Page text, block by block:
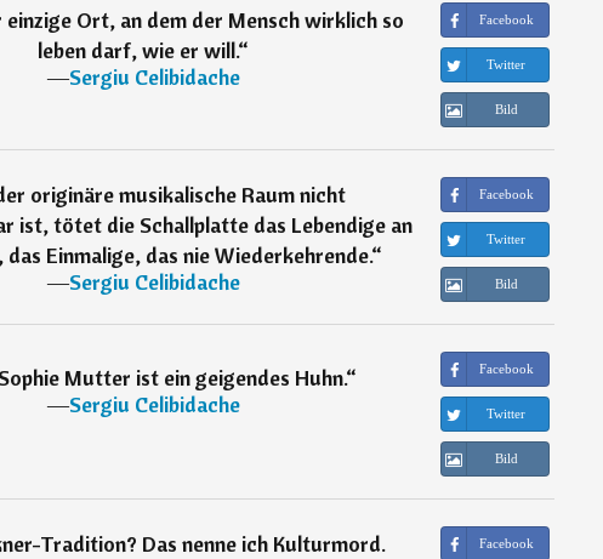
einzige Ort, an dem der Mensch wirklich so
leben darf, wie er will.“
―Sergiu Celibidache
Facebook
Twitter
Bild
originäre musikalische Raum nicht
ist, tötet die Schallplatte das Lebendige an
Einmalige, das nie Wiederkehrende.“
―Sergiu Celibidache
Facebook
Twitter
Bild
Mutter ist ein geigendes Huhn.“
―Sergiu Celibidache
Facebook
Twitter
Bild
Tradition? Das nenne ich Kulturmord.
Facebook